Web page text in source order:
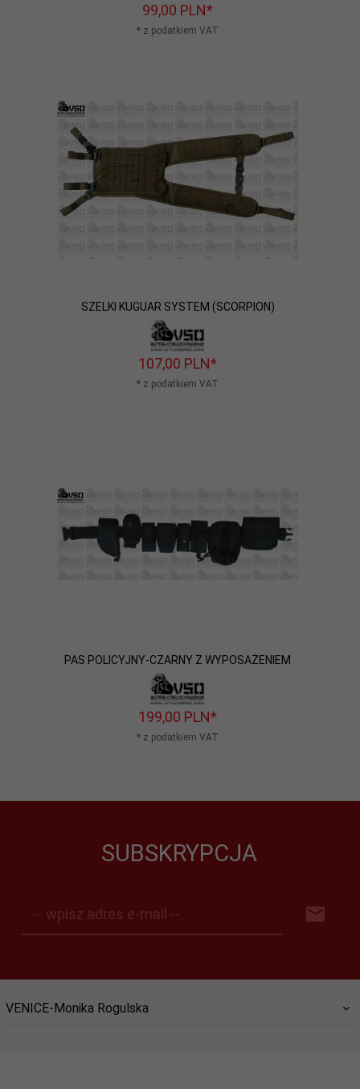
99,00 PLN*
* z podatkiem VAT
SZELKI KUGUAR SYSTEM (SCORPION)
107,00 PLN*
* z podatkiem VAT
PAS POLICYJNY-CZARNY Z WYPOSAŻENIEM
199,00 PLN*
* z podatkiem VAT
SUBSKRYPCJA
-- wpisz adres e-mail --
VENICE-Monika Rogulska